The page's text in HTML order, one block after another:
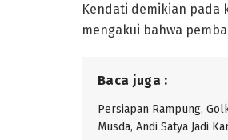
Kendati demikian pada
mengakui bahwa
Baca juga :
Persiapan Rampung,
Musda, Andi Satya Jadi